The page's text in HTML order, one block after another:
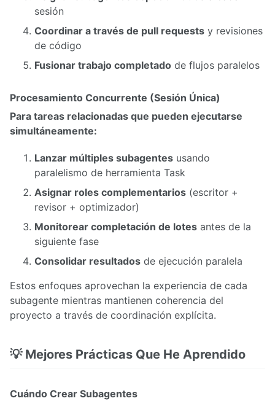
sesión
Coordinar a través de pull requests y revisiones
de código
Fusionar trabajo completado de flujos paralelos
Procesamiento Concurrente (Sesión Única)
Para tareas relacionadas que pueden ejecutarse
simultáneamente:
Lanzar múltiples subagentes usando
paralelismo de herramienta Task
Asignar roles complementarios (escritor +
revisor + optimizador)
Monitorear completación de lotes antes de la
siguiente fase
Consolidar resultados de ejecución paralela
Estos enfoques aprovechan la experiencia de cada
subagente mientras mantienen coherencia del
proyecto a través de coordinación explícita.
💡 Mejores Prácticas Que He Aprendido
Cuándo Crear Subagentes